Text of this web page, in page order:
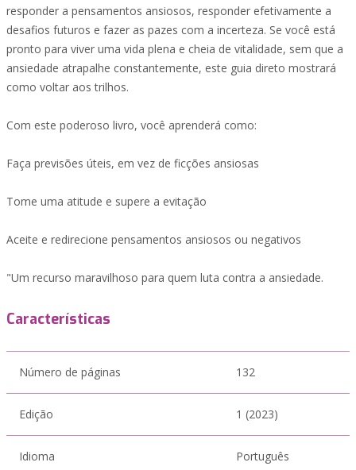
responder a pensamentos ansiosos, responder efetivamente a
desafios futuros e fazer as pazes com a incerteza. Se você está
pronto para viver uma vida plena e cheia de vitalidade, sem que a
ansiedade atrapalhe constantemente, este guia direto mostrará
como voltar aos trilhos.
Com este poderoso livro, você aprenderá como:
Faça previsões úteis, em vez de ficções ansiosas
Tome uma atitude e supere a evitação
Aceite e redirecione pensamentos ansiosos ou negativos
"Um recurso maravilhoso para quem luta contra a ansiedade.
Características
Número de páginas 132
Edição 1 (2023)
Idioma Português